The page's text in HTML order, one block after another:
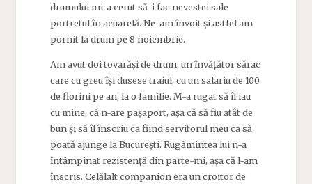
drumului mi-a cerut să-i fac nevestei sale
portretul în acuarelă. Ne-am învoit și astfel am
pornit la drum pe 8 noiembrie.
Am avut doi tovarăși de drum, un învățător sărac
care cu greu își dusese traiul, cu un salariu de 100
de florini pe an, la o familie. M-a rugat să îl iau
cu mine, că n-are pașaport, așa că să fiu atât de
bun și să îl înscriu ca fiind servitorul meu ca să
poată ajunge la București. Rugămintea lui n-a
întâmpinat rezistență din parte-mi, așa că l-am
înscris. Celălalt companion era un croitor de